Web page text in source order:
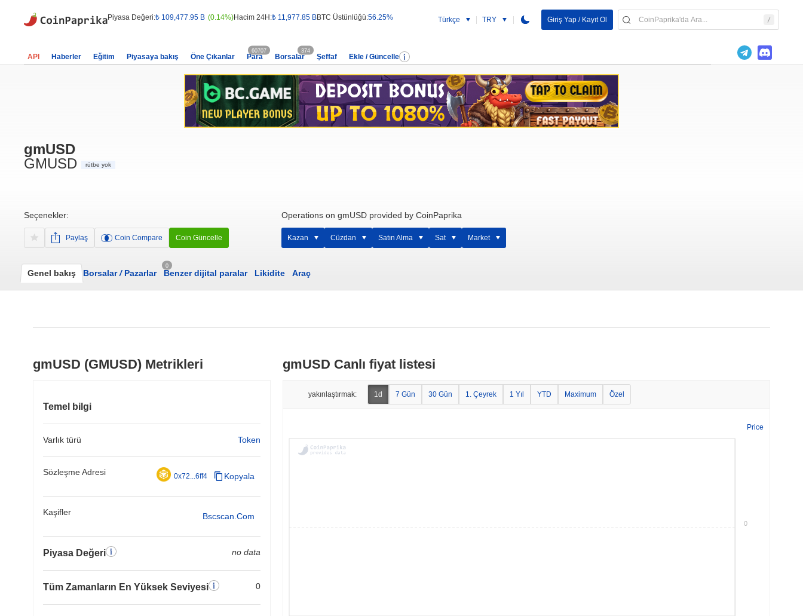
Piyasa Değeri:₺ 109,477.95 B (0.14%)Hacim 24H:₺ 11,977.85 BBTC Üstünlüğü:56.25% Türkçe TRY Giriş Yap / Kayıt Ol
API Haberler Eğitim Piyasaya bakış Öne Çıkanlar Para
60707
Borsalar
374
Şeffaf Ekle / Güncelle
gmUSD
GMUSD
rütbe yok
Seçenekler:
Paylaş Coin Compare Coin Güncelle
Operations on gmUSD provided by CoinPaprika
Kazan Cüzdan Satın Alma Sat Market
Genel bakış Borsalar/Pazarlar
0
Benzer dijital paralar Likidite Araç
gmUSD (GMUSD) Metrikleri
Temel bilgi
Varlık türü Token
Sözleşme Adresi 0x72...6ff4 Kopyala
Kaşifler Bscscan.com
Piyasa Değeri no data
Tüm Zamanların En Yüksek Seviyesi 0
gmUSD Canlı fiyat listesi
yakınlaştırmak: 1d 7 Gün 30 Gün 1. Çeyrek 1 Yıl YTD Maximum Özel
Price
0